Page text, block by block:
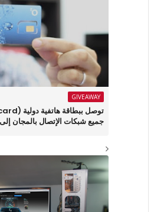
GIVEAWAY
جميع شبكات الإتصال بالمجان